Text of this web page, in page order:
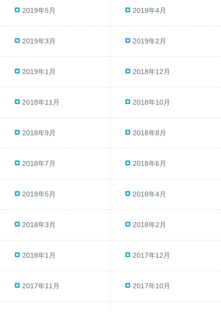
2019年5月 2019年4月
2019年3月 2019年2月
2019年1月 2018年12月
2018年11月 2018年10月
2018年9月 2018年8月
2018年7月 2018年6月
2018年5月 2018年4月
2018年3月 2018年2月
2018年1月 2017年12月
2017年11月 2017年10月